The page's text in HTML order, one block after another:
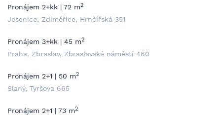
Pronájem 2+kk | 72 m2
Jesenice, Zdiměřice, Hrnčířská 351
Pronájem 3+kk | 45 m2
Praha, Zbraslav, Zbraslavské náměstí 460
Pronájem 2+1 | 50 m2
Slaný, Tyršova 665
Pronájem 2+1 | 73 m2